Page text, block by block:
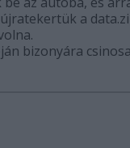
a
bizonyára